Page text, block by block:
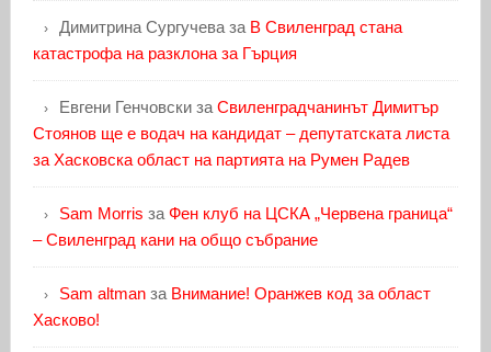
Димитрина Сургучеваза В Свиленград стана
катастрофа на разклона за Гърция
Евгени Генчовскиза Свиленградчанинът Димитър
Стоянов ще е водач на кандидат – депутатската листа
за Хасковска област на партията на Румен Радев
Sam Morris за Фен клуб на ЦСКА „Червена граница“
– Свиленград кани на общо събрание
Sam altmanза Внимание! Оранжев код за област
Хасково!